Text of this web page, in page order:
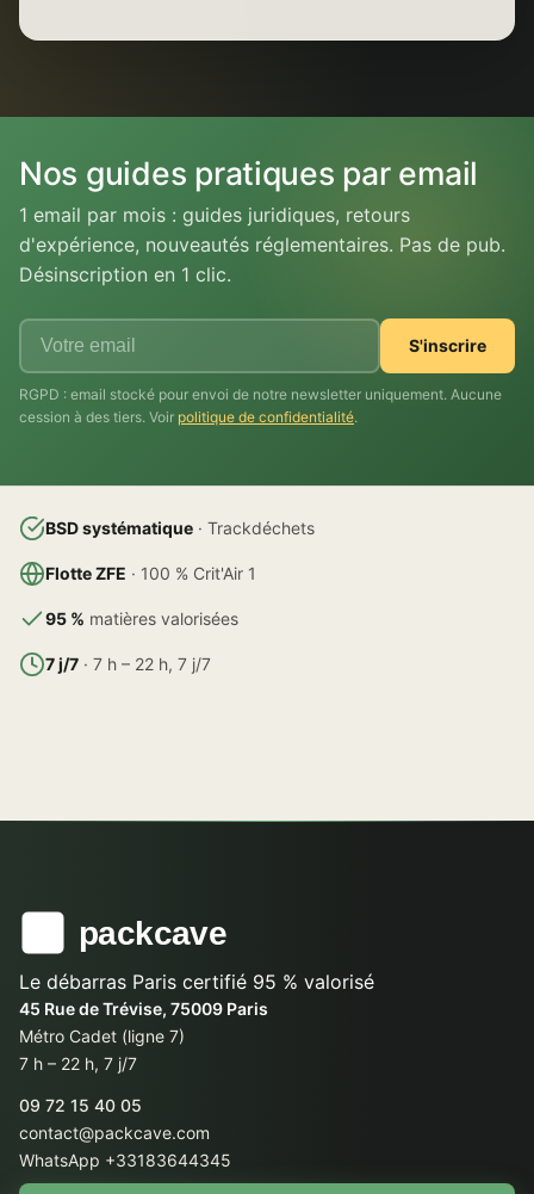
Nos guides pratiques par email
1 email par mois : guides juridiques, retours
d'expérience, nouveautés réglementaires. Pas de pub.
Désinscription en 1 clic.
S'inscrire
RGPD : email stocké pour envoi de notre newsletter uniquement. Aucune
cession à des tiers. Voir politique de confidentialité.
BSD systématique · Trackdéchets
Flotte ZFE · 100 % Crit'Air 1
95 % matières valorisées
7 j/7 · 7 h – 22 h, 7 j/7
Le débarras Paris certifié 95 % valorisé
45 Rue de Trévise, 75009 Paris
Métro Cadet (ligne 7)
7 h – 22 h, 7 j/7
09 72 15 40 05
contact@packcave.com
WhatsApp +33183644345